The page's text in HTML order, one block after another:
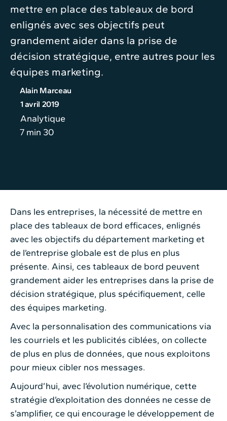
mettre en place des tableaux de bord
enlignés avec ses objectifs peut
grandement aider dans la prise de
décision stratégique, entre autres pour les
équipes marketing.
Alain Marceau
1 avril 2019
Analytique
7 min 30
Dans les entreprises, la nécessité de mettre en
place des tableaux de bord efficaces, enlignés
avec les objectifs du département marketing et
de l’entreprise globale est de plus en plus
présente. Ainsi, ces tableaux de bord peuvent
grandement aider les entreprises dans la prise de
décision stratégique, plus spécifiquement, celle
des équipes marketing.
Avec la personnalisation des communications via
les courriels et les publicités ciblées, on collecte
de plus en plus de données, que nous exploitons
pour mieux cibler nos messages.
Aujourd’hui, avec l’évolution numérique, cette
stratégie d’exploitation des données ne cesse de
s’amplifier, ce qui encourage le développement de